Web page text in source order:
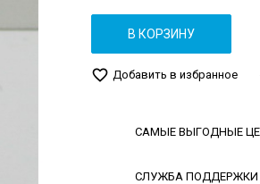
В КОРЗИНУ
favorite_border Добавить в избранное
САМЫЕ ВЫГОДНЫЕ
СЛУЖБА ПОДДЕРЖКИ